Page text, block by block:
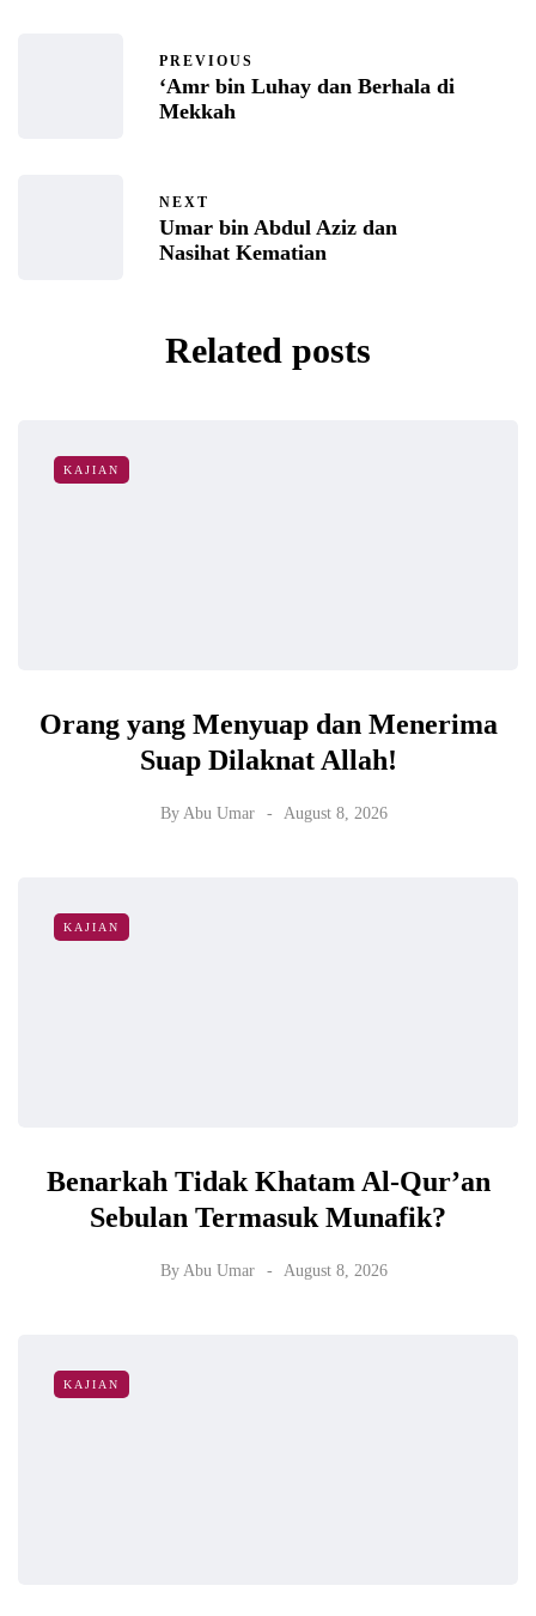
PREVIOUS
‘Amr bin Luhay dan Berhala di
Mekkah
NEXT
Umar bin Abdul Aziz dan
Nasihat Kematian
Related posts
KAJIAN
Orang yang Menyuap dan Menerima
Suap Dilaknat Allah!
By Abu Umar August 8, 2026
KAJIAN
Benarkah Tidak Khatam Al-Qur’an
Sebulan Termasuk Munafik?
By Abu Umar August 8, 2026
KAJIAN